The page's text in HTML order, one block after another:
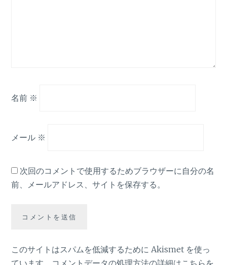
名前 ※
メール ※
次回のコメントで使用するためブラウザーに自分の名
前、メールアドレス、サイトを保存する。
このサイトはスパムを低減するために Akismet を使っ
ています。 コメントデータの処理方法の詳細はこちらを